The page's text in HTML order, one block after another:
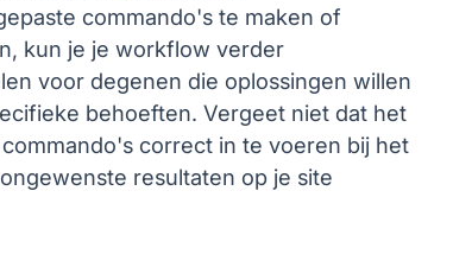
commando's te maken of
kun je je workflow verder
voor degenen die oplossingen willen
behoeften. Vergeet niet dat het
correct in te voeren bij het
resultaten op je site